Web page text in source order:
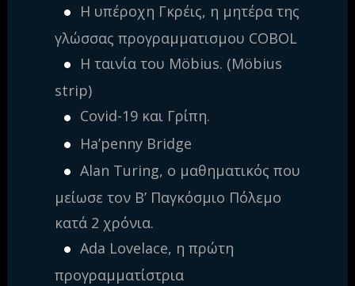
Η υπέροχη Γκρέις, η μητέρα της
γλώσσας προγραμματισμου COBOL
Η ταινία του Möbius. (Möbius
strip)
Covid-19 και Γρίπη.
Ha’penny Bridge
Alan Turing, ο μαθηματικός που
μείωσε τον Β’ Παγκόσμιο Πόλεμο
κατά 2 χρόνια.
Ada Lovelace, η πρώτη
προγραμματίστρια